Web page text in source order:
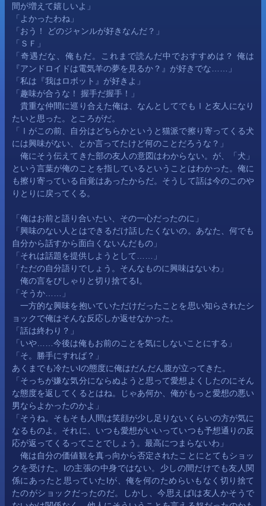
間が増えて嬉しいよ」
「よかったわね」
「おう！ どのジャンルが好きなんだ？」
「ＳＦ」
「奇遇だな、俺もだ。これまで読んだ中でおすすめは？ 俺は
『アンドロイドは電気羊の夢を見るか？』が好きでな……」
「私は『我はロボット』が好きよ」
「趣味が合うな！ 握手だ握手！」
貴重な仲間に巡り合えた俺は、なんとしてでもⅠと友人になり
たいと思った。ところがだ。
「Ⅰがこの前、自分はどちらかというと猫派で擦り寄ってくる犬
には興味がない、とか言ってたけど何のことだろうな？」
俺にそう伝えてきた部の友人の意図はわからない。が、「犬」
という言葉が俺のことを指しているということはわかった。俺に
も擦り寄っている自覚はあったからだ。そうして話は今のこのや
りとりに戻ってくる。
「俺はお前と語り合いたい、その一心だったのに」
「興味のない人とはできるだけ話したくないの。あなた、何でも
自分から話すから面白くないんだもの」
「それは話題を提供しようとして……」
「ただの自分語りでしょう。そんなものに興味はないわ」
俺の言をぴしゃりと切り捨てるI。
「そうか……」
一方的な興味を抱いていただけだったことを思い知らされたシ
ョックで俺はそんな反応しか返せなかった。
「話は終わり？」
「いや……今後は俺もお前のことを気にしないことにする」
「そ。勝手にすれば？」
あくまでも冷たいIの態度に俺はだんだん腹が立ってきた。
「そっちが嫌な気分にならぬようと思って愛想よくしたのにそん
な態度を返してくるとはね。じゃあ何か、俺がもっと愛想の悪い
男ならよかったのかよ」
「そうね。そもそも人間は笑顔が少し足りないくらいの方が気に
なるものよ。それに、いつも愛想がいいっていつも予想通りの反
応が返ってくるってことでしょう。最高につまらないわ」
俺は自分の価値観を真っ向から否定されたことにとてもショッ
クを受けた。Iの主張の中身ではない。少しの間だけでも友人関
係にあったと思っていたIが、俺を何のためらいもなく切り捨て
たのがショックだったのだ。しかし、今思えばIは友人かそうで